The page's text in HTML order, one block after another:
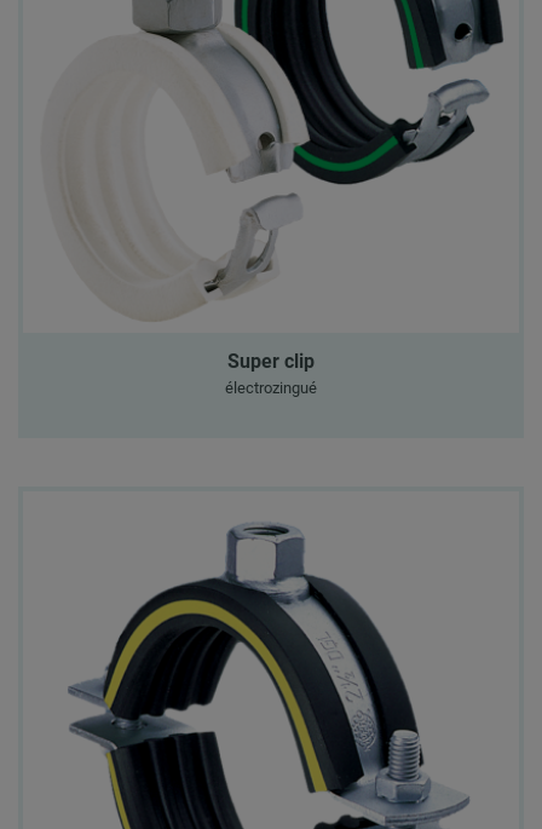
Super clip
électrozingué